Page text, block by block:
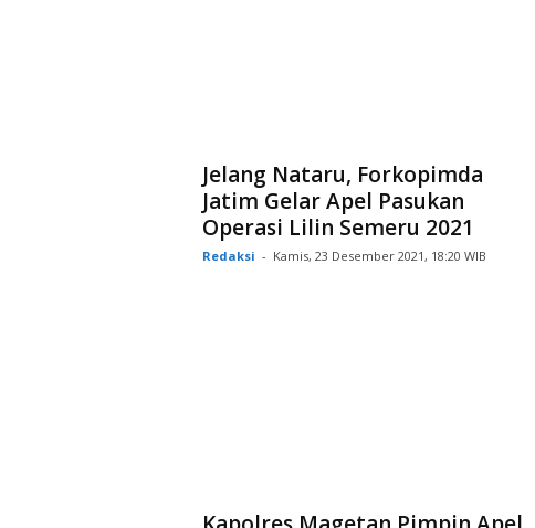
Jelang Nataru, Forkopimda
Jatim Gelar Apel Pasukan
Operasi Lilin Semeru 2021
Redaksi - Kamis, 23 Desember 2021, 18:20 WIB